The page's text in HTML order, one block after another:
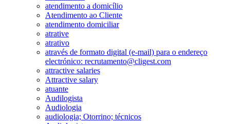
atendimento a domicílio
Atendimento ao Cliente
atendimento domiciliar
atrative
atrativo
através de formato digital (e-mail) para o endereço
electrónico: recrutamento@cligest.com
attractive salaries
Attractive salary
atuante
Audilogista
Audiologia
audiologia; Otorrino; técnicos